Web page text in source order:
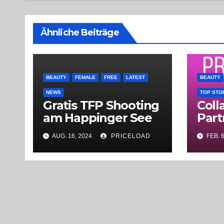
Ähnliche Beiträge
BEAUTY FEMALE FREE LATEST
NEWS
Gratis TFP Shooting
am Happinger See
AUG. 16, 2024 PRICELOAD
BEAUTY
TOP
FEB.